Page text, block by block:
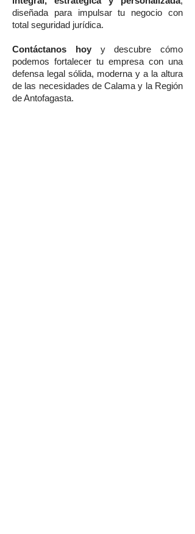
diseñada para impulsar tu negocio con
total seguridad jurídica.
Contáctanos hoyy descubre cómo
podemos fortalecer tu empresa con una
defensa legal sólida, moderna y a la altura
de las necesidades de Calama y la Región
de Antofagasta.